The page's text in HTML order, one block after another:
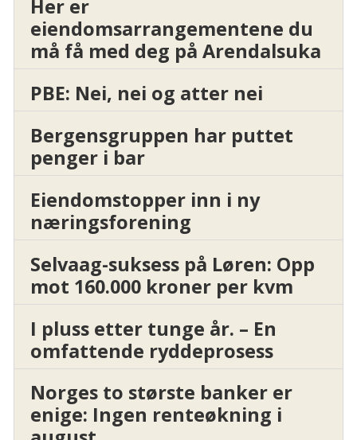
Her er
eiendomsarrangementene du
må få med deg på Arendalsuka
PBE: Nei, nei og atter nei
Bergensgruppen har puttet
penger i bar
Eiendomstopper inn i ny
næringsforening
Selvaag-suksess på Løren: Opp
mot 160.000 kroner per kvm
I pluss etter tunge år. – En
omfattende ryddeprosess
Norges to største banker er
enige: Ingen renteøkning i